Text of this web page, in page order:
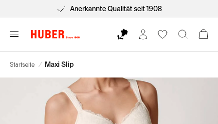
Anerkannte Qualität seit 1908
Startseite / Maxi Slip